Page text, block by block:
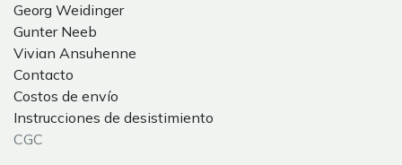
Georg Weidinger
Gunter Neeb
Vivian Ansuhenne
Contacto
Costos de envío
Instrucciones de desistimiento
CGC